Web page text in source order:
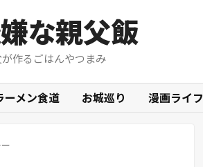
な親父飯
作るごはんやつまみ
ーメン食道 お城巡り 漫画ライフ